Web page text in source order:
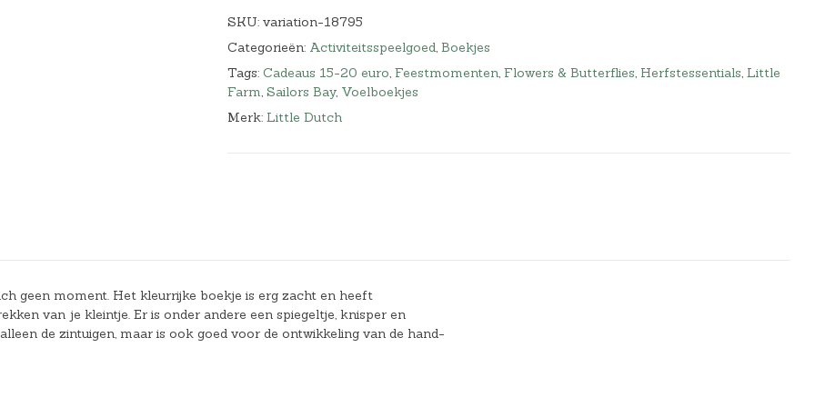
SKU: variation-18795
Categorieën: Activiteitsspeelgoed, Boekjes
Tags: Cadeaus 15-20 euro, Feestmomenten, Flowers & Butterflies, Herfstessentials, Little
Farm, Sailors Bay, Voelboekjes
Merk: Little Dutch
geen moment. Het kleurrijke boekje is erg zacht en heeft
van je kleintje. Er is onder andere een spiegeltje, knisper en
de zintuigen, maar is ook goed voor de ontwikkeling van de hand-